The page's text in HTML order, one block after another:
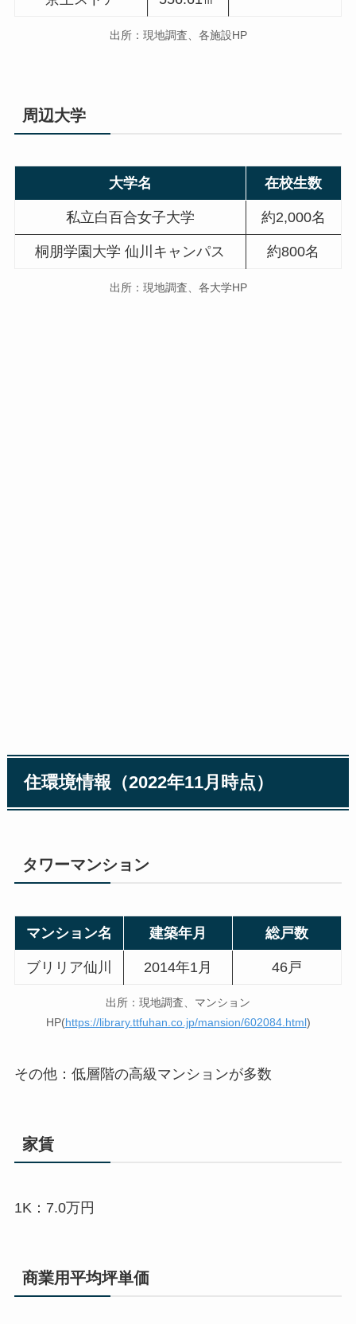
出所：現地調査、各施設HP
周辺大学
大学名 在校生数
私立白百合女子大学 約2,000名
桐朋学園大学 仙川キャンパス 約800名
出所：現地調査、各大学HP
住環境情報 （2022年11月時点）
タワーマンション
マンション名 建築年月 総戸数
ブリリア仙川 2014年1月 46戸
出所：現地調査、マンション
HP(https://library.ttfuhan.co.jp/mansion/602084.html)
その他：低層階の高級マンションが多数
家賃
1K：7.0万円
商業用平均坪単価